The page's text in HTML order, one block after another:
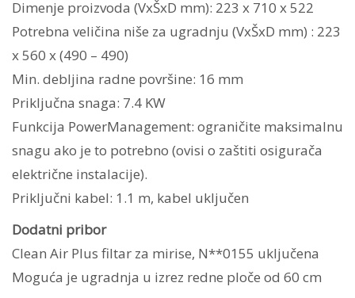
Dimenje proizvoda (VxŠxD mm): 223 x 710 x 522
Potrebna veličina niše za ugradnju (VxŠxD mm) : 223
x 560 x (490 – 490)
Min. debljina radne površine: 16 mm
Priključna snaga: 7.4 KW
Funkcija PowerManagement: ograničite maksimalnu
snagu ako je to potrebno (ovisi o zaštiti osigurača
električne instalacije).
Priključni kabel: 1.1 m, kabel uključen
Dodatni pribor
Clean Air Plus filtar za mirise, N**0155 uključena
Moguća je ugradnja u izrez redne ploče od 60 cm